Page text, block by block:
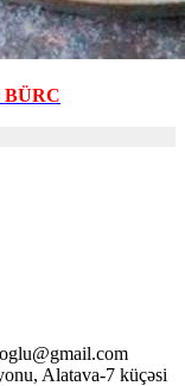
BÜRC
Alatava-7 küçəsi